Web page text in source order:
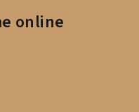
online